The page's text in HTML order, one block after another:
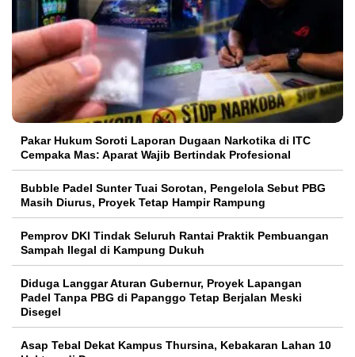
Pakar Hukum Soroti Laporan Dugaan Narkotika di ITC
Cempaka Mas: Aparat Wajib Bertindak Profesional
Bubble Padel Sunter Tuai Sorotan, Pengelola Sebut PBG
Masih Diurus, Proyek Tetap Hampir Rampung
Pemprov DKI Tindak Seluruh Rantai Praktik Pembuangan
Sampah Ilegal di Kampung Dukuh
Diduga Langgar Aturan Gubernur, Proyek Lapangan
Padel Tanpa PBG di Papanggo Tetap Berjalan Meski
Disegel
Asap Tebal Dekat Kampus Thursina, Kebakaran Lahan 10